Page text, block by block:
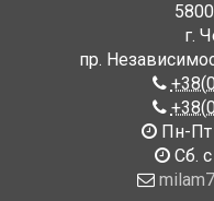
г.
пр.
Пн-Пт
Сб. с